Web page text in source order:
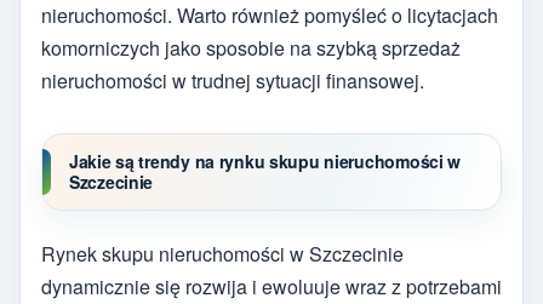
nieruchomości. Warto również pomyśleć o licytacjach
komorniczych jako sposobie na szybką sprzedaż
nieruchomości w trudnej sytuacji finansowej.
Jakie są trendy na rynku skupu nieruchomości w
Szczecinie
Rynek skupu nieruchomości w Szczecinie
dynamicznie się rozwija i ewoluuje wraz z potrzebami